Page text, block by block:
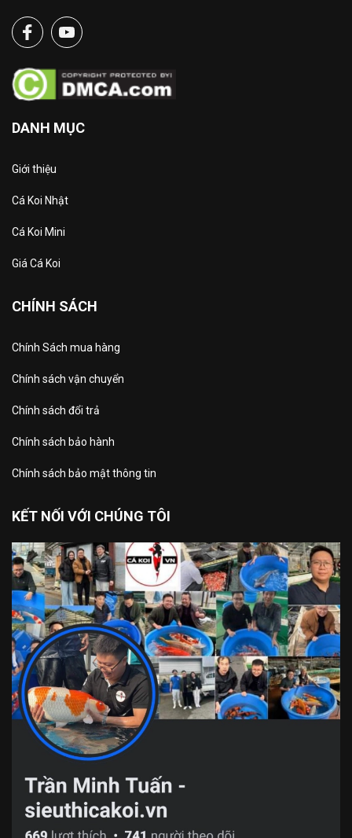
DANH MỤC
Giới thiệu
Cá Koi Nhật
Cá Koi Mini
Giá Cá Koi
CHÍNH SÁCH
Chính Sách mua hàng
Chính sách vận chuyển
Chính sách đổi trả
Chính sách bảo hành
Chính sách bảo mật thông tin
KẾT NỐI VỚI CHÚNG TÔI